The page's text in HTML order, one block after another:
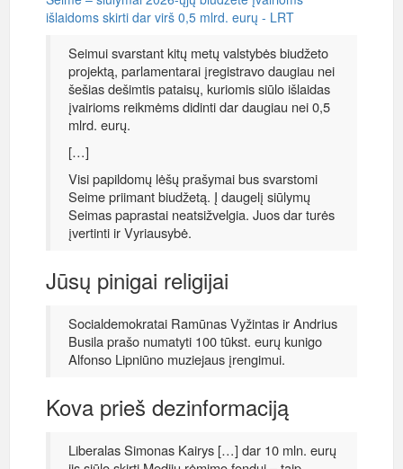
išlaidoms skirti dar virš 0,5 mlrd. eurų - LRT
Seimui svarstant kitų metų valstybės biudžeto
projektą, parlamentarai įregistravo daugiau nei
šešias dešimtis pataisų, kuriomis siūlo išlaidas
įvairioms reikmėms didinti dar daugiau nei 0,5
mlrd. eurų.
[…]
Visi papildomų lėšų prašymai bus svarstomi
Seime priimant biudžetą. Į daugelį siūlymų
Seimas paprastai neatsižvelgia. Juos dar turės
įvertinti ir Vyriausybė.
Jūsų pinigai religijai
Socialdemokratai Ramūnas Vyžintas ir Andrius
Busila prašo numatyti 100 tūkst. eurų kunigo
Alfonso Lipniūno muziejaus įrengimui.
Kova prieš dezinformaciją
Liberalas Simonas Kairys […] dar 10 mln. eurų